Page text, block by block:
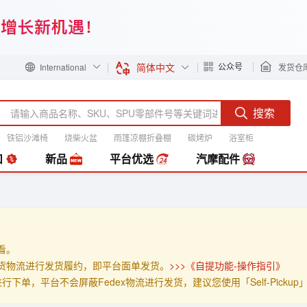
International 简体中文 公众号 发货仓
搜索
铁铝沙滩椅 烧柴火盆 雨篷凉棚折叠棚 碳烤炉
浴室柜
新品 平台优选 汽摩配件
流进行发货履约，即平台面单发货。 >>>《自提功能-操作指引》
下单，平台不会屏蔽Fedex物流进行发货，建议您使用「Self-Pickup